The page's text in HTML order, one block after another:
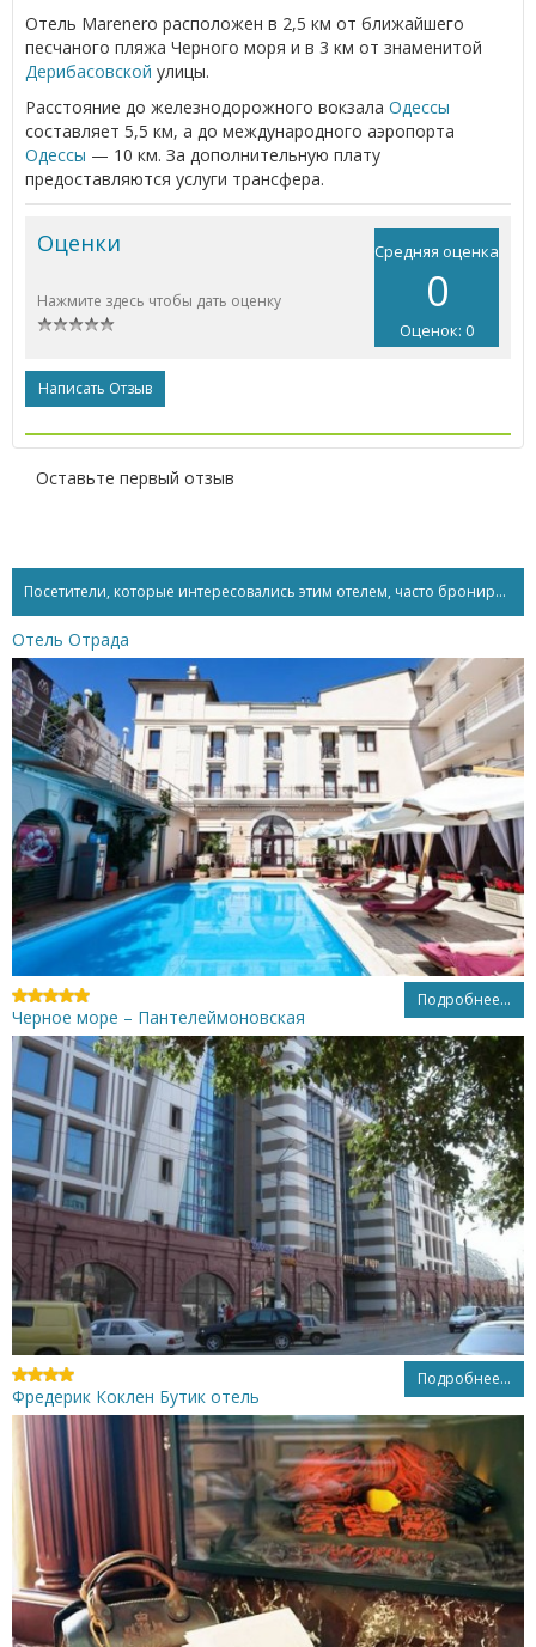
Отель Marenero расположен в 2,5 км от ближайшего
песчаного пляжа Черного моря и в 3 км от знаменитой
Дерибасовской улицы.
Расстояние до железнодорожного вокзала Одессы
составляет 5,5 км, а до международного аэропорта
Одессы — 10 км. За дополнительную плату
предоставляются услуги трансфера.
Средняя оценка
0
Оценок: 0
Оценки
Нажмите здесь чтобы дать оценку
Написать Отзыв
Оставьте первый отзыв
Посетители, которые интересовались этим отелем, часто бронируют...
Отель Отрада
Подробнее...
Черное море – Пантелеймоновская
Подробнее...
Фредерик Коклен Бутик отель